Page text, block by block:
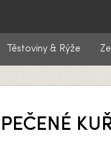
Těstoviny & Rýže
PEČENÉ